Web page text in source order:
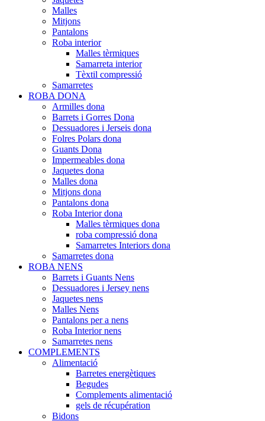
Malles
Mitjons
Pantalons
Roba interior
Malles tèrmiques
Samarreta interior
Tèxtil compressió
Samarretes
ROBA DONA
Armilles dona
Barrets i Gorres Dona
Dessuadores i Jerseis dona
Folres Polars dona
Guants Dona
Impermeables dona
Jaquetes dona
Malles dona
Mitjons dona
Pantalons dona
Roba Interior dona
Malles tèrmiques dona
roba compressió dona
Samarretes Interiors dona
Samarretes dona
ROBA NENS
Barrets i Guants Nens
Dessuadores i Jersey nens
Jaquetes nens
Malles Nens
Pantalons per a nens
Roba Interior nens
Samarretes nens
COMPLEMENTS
Alimentació
Barretes energètiques
Begudes
Complements alimentació
gels de récupération
Bidons